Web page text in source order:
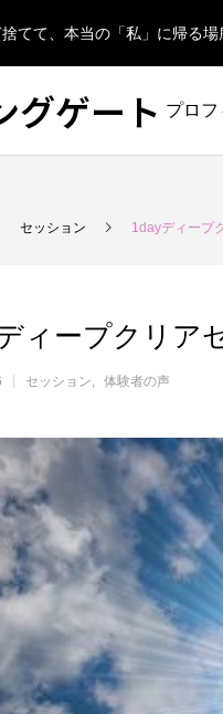
てて、本当の「私」に帰る場
グゲート プロ
セッション 1dayディープ
ィープクリア
セッション 体験者の声